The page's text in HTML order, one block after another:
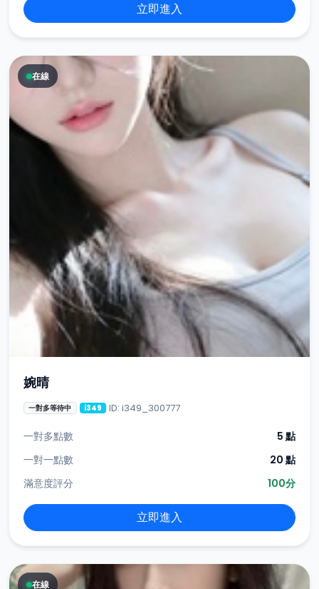
立即進入
在線
婉晴
一對多等待中 i349 ID: i349_300777
一對多點數
5 點
一對一點數
20 點
滿意度評分
100分
立即進入
在線